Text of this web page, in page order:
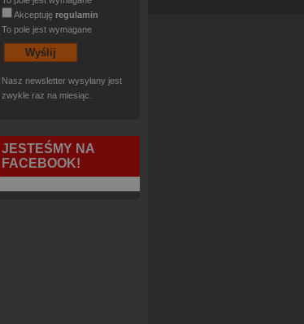
Akceptuję regulamin
To pole jest wymagane
Nasz newsletter wysyłany jest
zwykle raz na miesiąc.
JESTEŚMY NA
FACEBOOK!